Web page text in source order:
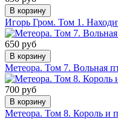
В корзину
Игорь Гром. Том 1.
650 руб
В корзину
Метеора. Том 7. Вольная
700 руб
В корзину
Метеора. Том 8. Король и